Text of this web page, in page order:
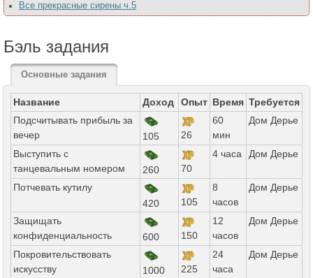
Все прекрасные сирены ч.5
Бэль задания
Основные задания
Название Доход Опыт Время Требуется
Подсчитывать прибыль за
вечер
105 26
60
мин
Дом Дерье
Выступить с
танцевальным номером
260 70
4 часа Дом Дерье
Потчевать кутилу
420
105
8
часов
Дом Дерье
Защищать
конфиденциальность
600 150
12
часов
Дом Дерье
Покровительствовать
искусству
1000 225
24
часа
Дом Дерье